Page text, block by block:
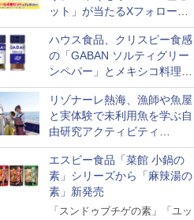
ット」が当たるXフォロー＆
リポストキャンペーン実施
ハウス食品、クリスピー食感
の「GABAN ソルティグリー
ンペパー」とメキシコ料理に
合う「GABAN チポトレペパ
ー」発売
リゾナーレ熱海、漁師や魚屋
と実体験で未利用魚を学ぶ自
由研究アクティビティ
「Fisherman's Academy」を
実施中
エスビー食品「菜館 小鍋の
素」シリーズから「麻辣湯の
素」新発売
「スンドゥブチゲの素」「ユッ